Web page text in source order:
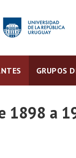
GRUPOS
a